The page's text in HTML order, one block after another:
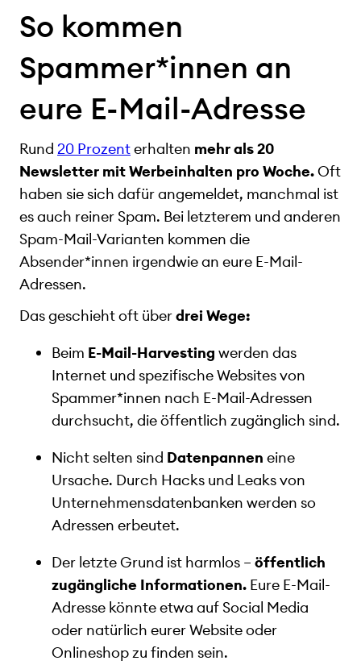
So kommen
Spammer*innen an
eure E-Mail-Adresse
Rund 20 Prozenterhalten mehr als 20
Newsletter mit Werbeinhalten pro Woche.Oft
haben sie sich dafür angemeldet, manchmal ist
es auch reiner Spam. Bei letzterem und anderen
Spam-Mail-Varianten kommen die
Absender*innen irgendwie an eure E-Mail-
Adressen.
Das geschieht oft überdrei Wege:
Beim E-Mail-Harvesting werden das
Internet und spezifische Websites von
Spammer*innen nach E-Mail-Adressen
durchsucht, die öffentlich zugänglich sind.
Nicht selten sind Datenpannen eine
Ursache. Durch Hacks und Leaks von
Unternehmensdatenbanken werden so
Adressen erbeutet.
Der letzte Grund ist harmlos – öffentlich
zugängliche Informationen. Eure E-Mail-
Adresse könnte etwa auf Social Media
oder natürlich eurer Website oder
Onlineshop zu finden sein.